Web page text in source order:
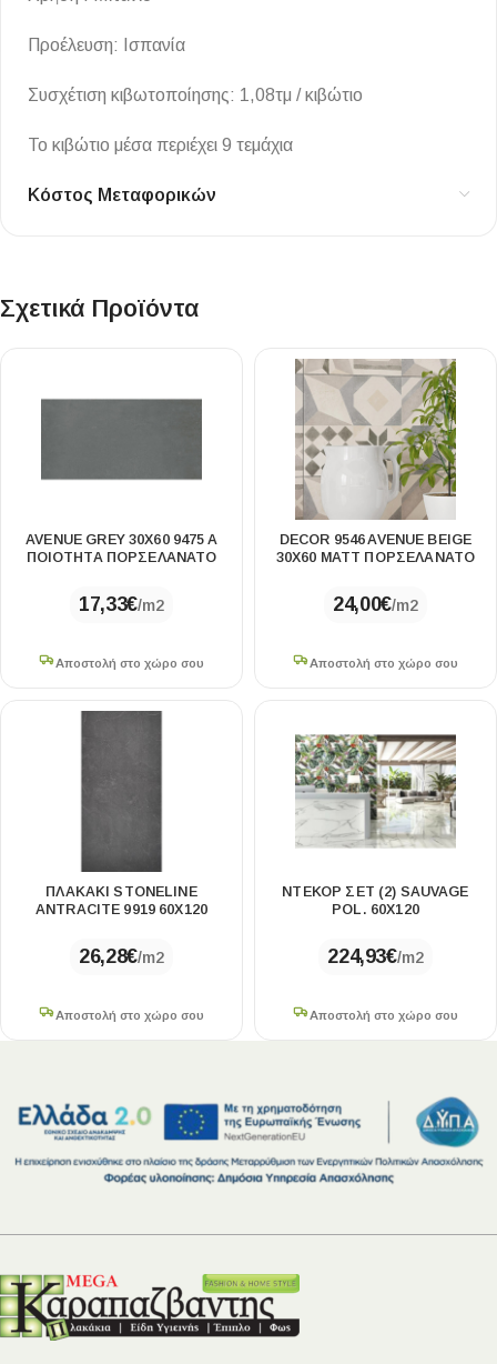
Προέλευση: Ισπανία
Συσχέτιση κιβωτοποίησης: 1,08τμ / κιβώτιο
Το κιβώτιο μέσα περιέχει 9 τεμάχια
Κόστος Μεταφορικών
Σχετικά Προϊόντα
AVENUE GREY 30X60 9475 A
ΠΟΙΟΤΗΤΑ ΠΟΡΣΕΛΑΝΑΤΟ
17,33€/m2
Αποστολή στο χώρο σου
DECOR 9546 AVENUE BEIGE
30X60 ΜΑΤΤ ΠΟΡΣΕΛΑΝΑΤΟ
24,00€/m2
Αποστολή στο χώρο σου
ΠΛΑΚΑΚΙ STONELINE
ANTRACITE 9919 60X120
26,28€/m2
Αποστολή στο χώρο σου
ΝΤΕΚΟΡ ΣΕΤ (2) SAUVAGE
POL. 60X120
224,93€/m2
Αποστολή στο χώρο σου